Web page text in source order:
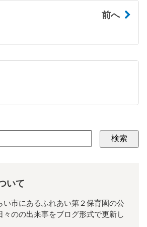
前へ
検索
いて
い市にあるふれあい第２保育園の公
々のの出来事をブログ形式で更新し